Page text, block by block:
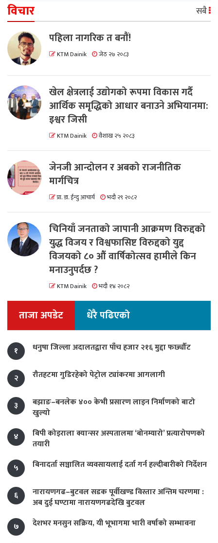
विचार सबै
पहिला नागरिक त बनाैं!
KTM Dainik जेठ २७ २०८३
खेल क्षेत्रलाई उद्योगको रूपमा विकास गर्दै
आर्थिक समृद्धिको आधार बनाउने अभियानमा:
इश्वर जिसी
KTM Dainik वैशाख २५ २०८३
जेनजी आन्दोलन र अबको राजनीतिक
मार्गचित्र
प्रा. डा. ईन्दु आचार्य भदौ २९ २०८२
चिनियाँ जनताको जापानी आक्रमण विरुद्दको
युद्ध विजय र विश्वफासिष्ट विरुद्दको युद्द
विजयको ८० औं वार्षिकोत्सव हामीले किन
मनाउनुपर्दछ ?
KTM Dainik भदौ १४ २०८२
ताजा अपडेट धेरै पढिएको
१ धनुषा जिल्ला अदालतद्वारा पाँच हजार २१६ मुद्दा फर्छ्यौट
२ रौतहटमा गुडिरहेको पेट्रोल ट्यांकरमा आगलागी
३
बझाङ–बनलेक ४०० केभी प्रसारण लाइन निर्माणको बाटो
खुल्यो
४
बिपी कोइराला क्यान्सर अस्पतालमा ‘बोनम्यारो’ प्रत्यारोपणको
तयारी
५
बिनादर्ता सञ्चालित व्यवसायलाई दर्ता गर्न हल्दीबारीको निर्देशन
६
नारायणगढ–बुटवल सडक पूर्वीखण्ड विस्तार अन्तिम चरणमा :
अब दुई घण्टामा नारायणगढदेखि बुटवल
७
देशभर मनसुन सक्रिय, यी भूभागमा भारी वर्षाको सम्भावना